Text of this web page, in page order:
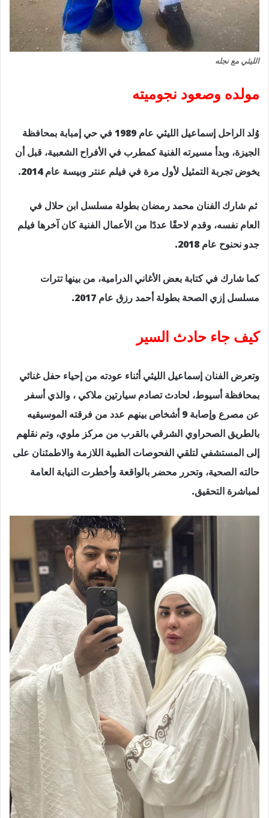
الليثي مع نجله
مولده وصعود نجوميته
وُلد الراحل إسماعيل الليثي عام 1989 في حي إمبابة بمحافظة
الجيزة، وبدأ مسيرته الفنية كمطرب في الأفراح الشعبية، قبل أن
يخوض تجربة التمثيل لأول مرة في فيلم عنتر وبيسة عام 2014.
ثم شارك الفنان محمد رمضان بطولة مسلسل ابن حلال في
العام نفسه، وقدم لاحقًا عددًا من الأعمال الفنية كان آخرها فيلم
جدو نحنوح عام 2018.
كما شارك في كتابة بعض الأغاني الدرامية، من بينها تترات
مسلسل إزي الصحة بطولة أحمد رزق عام 2017.
كيف جاء حادث السير
وتعرض الفنان إسماعيل الليثي أثناء عودته من إحياء حفل غنائي
بمحافظة أسيوط، لحادث تصادم سيارتين ملاكي ، والذي أسفر
عن مصرع وإصابة 9 أشخاص بينهم عدد من فرقته الموسيقيه
بالطريق الصحراوي الشرقي بالقرب من مركز ملوي، وتم نقلهم
إلى المستشفي لتلقي الفحوصات الطبية اللازمة والاطمئنان على
حالته الصحية، وتحرر محضر بالواقعة وأخطرت النيابة العامة
لمباشرة التحقيق.